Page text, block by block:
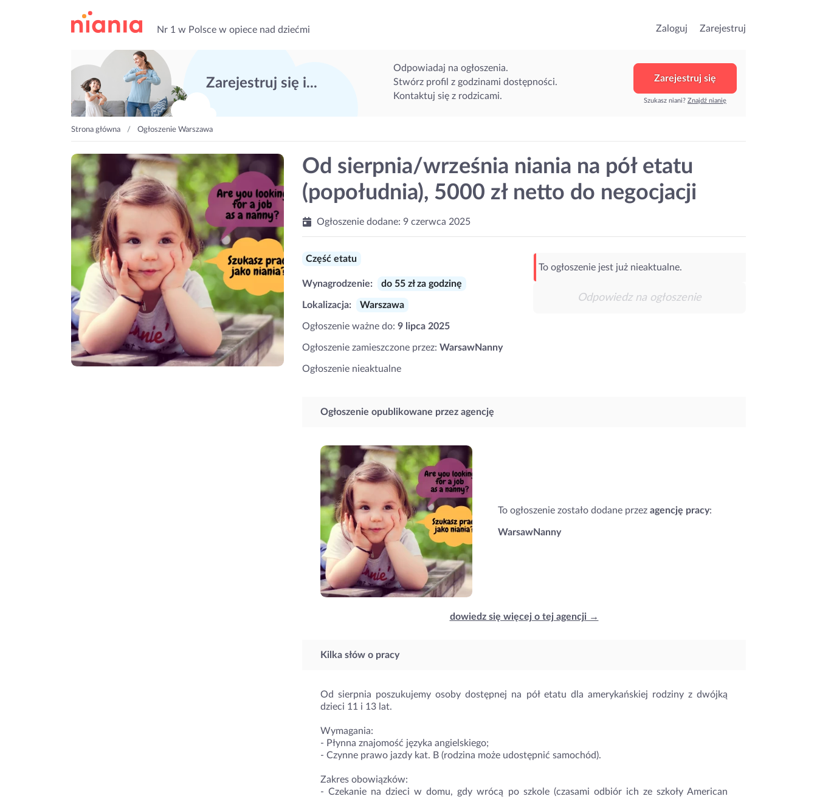
Nr 1 w Polsce w opiece nad dziećmi Zaloguj Zarejestruj
Zarejestruj się i...
Odpowiadaj na ogłoszenia.
Stwórz profil z godzinami dostępności.
Kontaktuj się z rodzicami.
Zarejestruj się
Szukasz niani? Znajdź nianię
Strona główna Ogłoszenie Warszawa
Od sierpnia/września niania na pół etatu
(popołudnia), 5000 zł netto do negocjacji
Ogłoszenie dodane: 9 czerwca 2025
Część etatu
Wynagrodzenie: do 55 zł za godzinę
Lokalizacja: Warszawa
Ogłoszenie ważne do: 9 lipca 2025
Ogłoszenie zamieszczone przez: WarsawNanny
Ogłoszenie nieaktualne
To ogłoszenie jest już nieaktualne.
Odpowiedz na ogłoszenie
Ogłoszenie opublikowane przez agencję
To ogłoszenie zostało dodane przez agencję pracy:
WarsawNanny
dowiedz się więcej o tej agencji →
Kilka słów o pracy
Od sierpnia poszukujemy osoby dostępnej na pół etatu dla amerykańskiej rodziny z dwójką
dzieci 11 i 13 lat.
Wymagania:
- Płynna znajomość języka angielskiego;
- Czynne prawo jazdy kat. B (rodzina może udostępnić samochód).
Zakres obowiązków:
- Czekanie na dzieci w domu, gdy wrócą po szkole (czasami odbiór ich ze szkoły American